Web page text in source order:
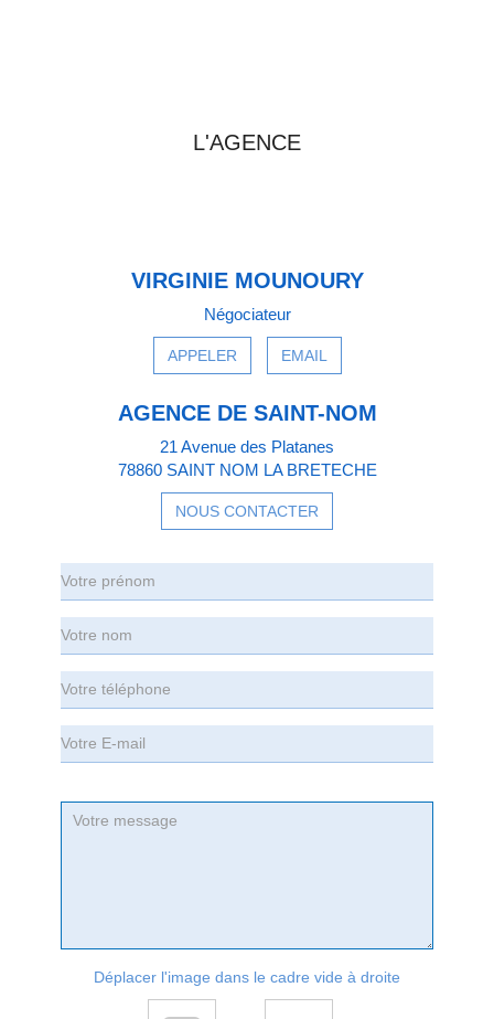
L'AGENCE
VIRGINIE MOUNOURY
Négociateur
APPELER EMAIL
AGENCE DE SAINT-NOM
21 Avenue des Platanes
78860 SAINT NOM LA BRETECHE
NOUS CONTACTER
Déplacer l'image dans le cadre vide à droite